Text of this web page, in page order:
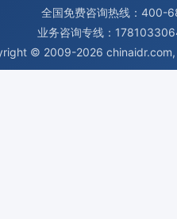
全国免费咨询热线：400-
业务咨询专线：
© 2009-2026 chinaidr.com